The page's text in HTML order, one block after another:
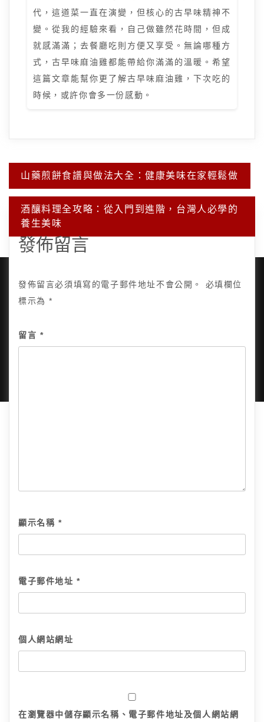
代，這道菜一直在演變，但核心的古早味精神不
變。從我的經驗來看，自己做雖然花時間，但成
就感滿滿；去餐廳吃則方便又享受。無論哪種方
式，古早味麻油雞都能帶給你滿滿的溫暖。希望
這篇文章能幫你更了解古早味麻油雞，下次吃的
時候，或許你會多一份感動。
文
章
導
覽
山藥煎餅食譜與做法大全：健康美味在家輕鬆做
酒釀料理全攻略：從入門到進階，台灣人必學的
養生美味
發佈留言
發佈留言必須填寫的電子郵件地址不會公開。
必填欄位
標示為*
留言 *
顯示名稱 *
電子郵件地址*
個人網站網址
在瀏覽器中儲存顯示名稱、電子郵件地址及個人網站網
隱私政策 網站地圖 全部文章